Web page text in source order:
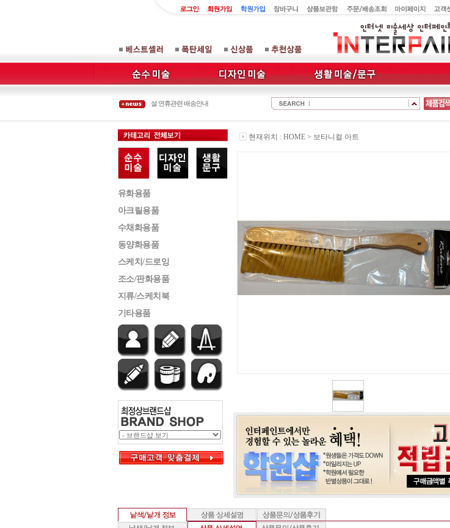
설연휴 배송안내
신정 배송사 물량폭주로 배송지연안내
오프라인 매장 이전 안내
유화용품
아크릴용품
수채화용품
동양화용품
스케치/드로잉
조소/판화용품
지류/스케치북
기타용품
현재위치 : HOME > 보타니컬 아트